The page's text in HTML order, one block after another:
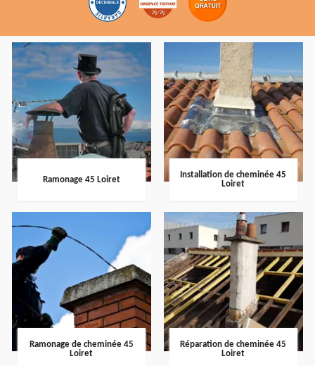
Ramonage 45 Loiret
Installation de cheminée 45
Loiret
Ramonage de cheminée 45
Loiret
Réparation de cheminée 45
Loiret